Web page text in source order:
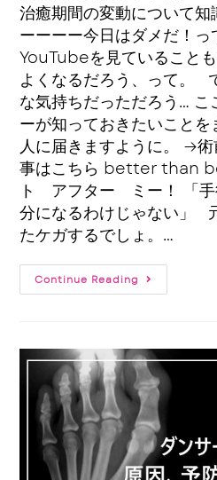
治癒期間の変動について
ーーーー今日はダメだ！
YouTubeを見ていること
よくなるだろう、って。
な気持ちだっただろう… こ
ーが知っておきたいこと
人に届きますように。 →
事はこちら better than
ト アフター ミー！ 「手
分になるわけじゃない」
たケガするでしょ。…
Continue Reading